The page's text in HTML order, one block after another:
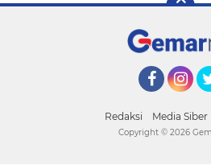
Redaksi Media Siber
Copyright © 2026